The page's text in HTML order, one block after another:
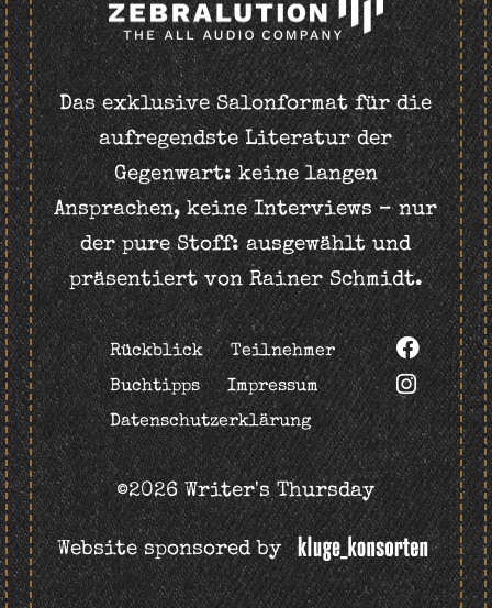
Das exklusive Salonformat für die
aufregendste Literatur der
Gegenwart: keine langen
Ansprachen, keine Interviews – nur
der pure Stoff: ausgewählt und
präsentiert von Rainer Schmidt.
Rückblick
Teilnehmer
Buchtipps
Impressum
Datenschutzerklärung
©2026 Writer's Thursday
Website sponsored by